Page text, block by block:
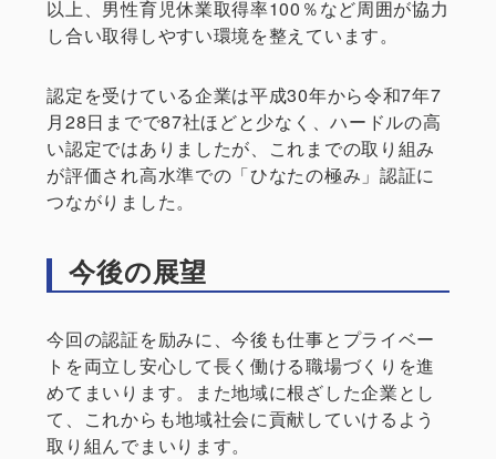
以上、男性育児休業取得率100％など周囲が協力
し合い取得しやすい環境を整えています。
認定を受けている企業は平成30年から令和7年7
月28日までで87社ほどと少なく、ハードルの高
い認定ではありましたが、これまでの取り組み
が評価され高水準での「ひなたの極み」認証に
つながりました。
今後の展望
今回の認証を励みに、今後も仕事とプライベー
トを両立し安心して長く働ける職場づくりを進
めてまいります。また地域に根ざした企業とし
て、これからも地域社会に貢献していけるよう
取り組んでまいります。